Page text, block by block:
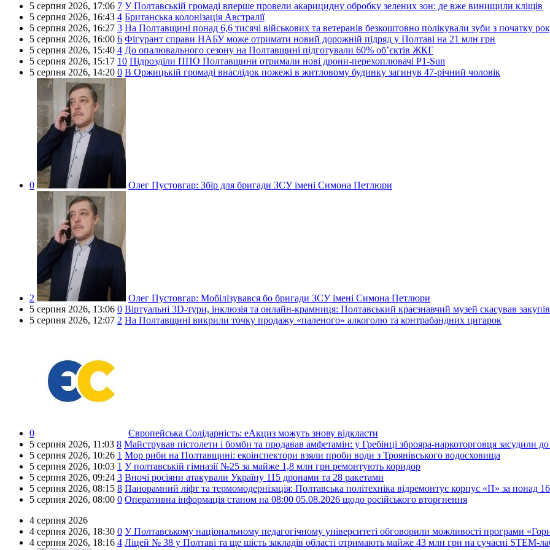
5 серпня 2026, 17:06 7 У Полтавській громаді вперше провели акарицидну обробку зелених зон: де вже винищили кліщів
5 серпня 2026, 16:43 4 Британська колонізація Австралії
5 серпня 2026, 16:27 3 На Полтавщині понад 6,6 тисячі військових та ветеранів безкоштовно полікували зуби з початку
5 серпня 2026, 16:00 6 Фігурант справи НАБУ може отримати новий дорожній підряд у Полтаві на 21 млн грн
5 серпня 2026, 15:40 4 До опалювального сезону на Полтавщині підготували 60% об’єктів ЖКГ
5 серпня 2026, 15:17 10 Підрозділи ППО Полтавщини отримали нові дрони-перехоплювачі P1-Sun
5 серпня 2026, 14:20 0 В Оржицькій громаді внаслідок пожежі в житловому будинку загинув 47-річний чоловік
0 Олег Пустовгар: Збір для бригади ЗСУ імені Симона Петлюри
2 Олег Пустовгар: Мобілізувався бо бригади ЗСУ імені Симона Петлюри
5 серпня 2026, 13:06 0 Віртуальні 3D-тури, інклюзія та онлайн-крамниця: Полтавський краєзнавчий музей скасував
5 серпня 2026, 12:07 2 На Полтавщині викрили точку продажу «паленого» алкоголю та контрабандних цигарок
0 Європейська Солідарність: еАкциз можуть знову відкласти
5 серпня 2026, 11:03 8 Майстрував пістолети і бомби та продавав амфетамін: у Гребінці зброяра-наркоторговця засудили
5 серпня 2026, 10:26 1 Мор риби на Полтавщині: екоінспектори взяли проби води з Троянівського водосховища
5 серпня 2026, 10:03 1 У полтавській гімназії №25 за майже 1,8 млн грн ремонтують коридор
5 серпня 2026, 09:24 3 Вночі росіяни атакували Україну 115 дронами та 28 ракетами
5 серпня 2026, 08:15 8 Панорамний ліфт та термомодернізація: Полтавська політехніка відремонтує корпус «П» за понад
5 серпня 2026, 08:00 0 Оперативна інформація станом на 08:00 05.08.2026 щодо російського вторгнення
4 серпня 2026
4 серпня 2026, 18:30 0 У Полтавському національному педагогічному університеті обговорили можливості програми
4 серпня 2026, 18:16 4 Ліцей № 38 у Полтаві та ще шість закладів області отримають майже 43 млн грн на сучасні STEM-